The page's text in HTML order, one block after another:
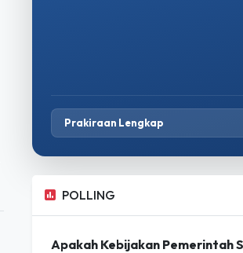
Prakiraan Lengkap
POLLING
Apakah Kebijakan Pemerintah